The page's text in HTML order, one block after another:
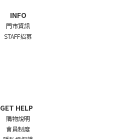
INFO
門市資訊
STAFF招募
GET HELP
購物說明
會員制度